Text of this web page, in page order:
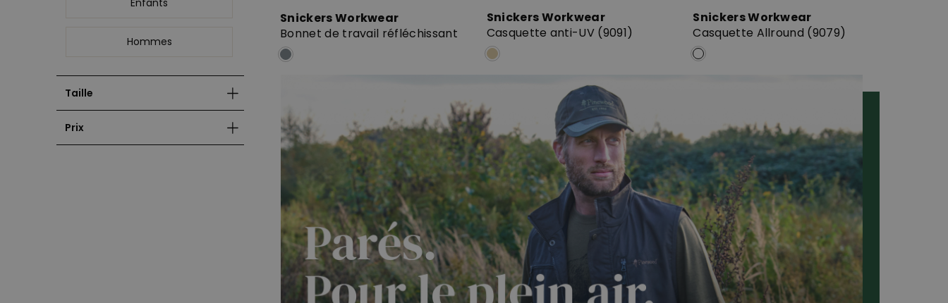
Enfants
Hommes
Taille
Prix
Snickers Workwear
Bonnet de travail réfléchissant
Snickers Workwear
Casquette anti-UV (9091)
Snickers Workwear
Casquette Allround (9079)